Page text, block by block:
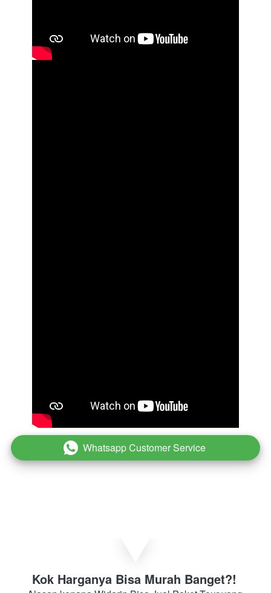
` Whatsapp Customer Service
Kok Harganya Bisa Murah Banget?!